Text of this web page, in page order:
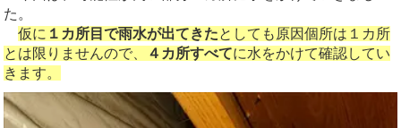
た。
仮に １カ所目で雨水が出てきたとしても原因個所は１カ所
とは限りませんので、
４カ所すべてに水をかけて確認してい
きます。